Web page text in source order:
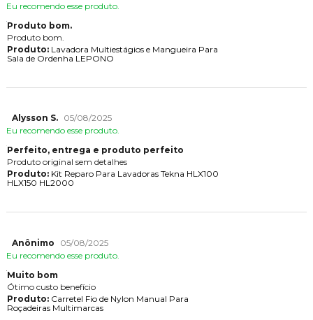
Eu recomendo esse produto.
Produto bom.
Produto bom.
Produto:Lavadora Multiestágios e Mangueira Para
Sala de Ordenha LEPONO
Alysson S.
05/08/2025
Eu recomendo esse produto.
Perfeito, entrega e produto perfeito
Produto original sem detalhes
Produto:Kit Reparo Para Lavadoras Tekna HLX100
HLX150 HL2000
Anônimo
05/08/2025
Eu recomendo esse produto.
Muito bom
Ótimo custo benefício
Produto:Carretel Fio de Nylon Manual Para
Roçadeiras Multimarcas